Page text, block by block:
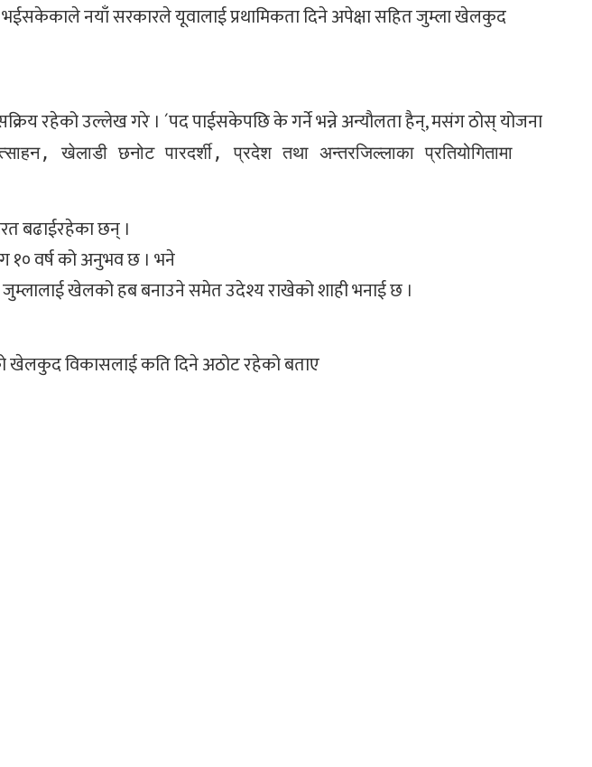
भईसकेकाले नयाँ सरकारले यूवालाई प्रथामिकता दिने अपेक्षा सहित जुम्ला खेलकुद
रहेको उल्लेख गरे । ´पद पाईसकेपछि के गर्ने भन्ने अन्यौलता हैन्, मसंग ठोस् योजना
खेलाडी छनोट पारदर्शी, प्रदेश तथा अन्तरजिल्लाका प्रतियोगितामा
बढाईरहेका छन् ।
वर्ष को अनुभव छ । भने
खेलको हब बनाउने समेत उदेश्य राखेको शाही भनाई छ ।
खेलकुद विकासलाई कति दिने अठोट रहेको बताए